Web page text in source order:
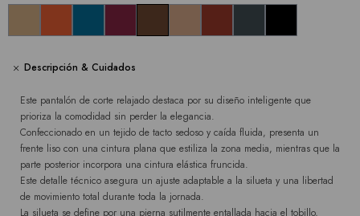
Descripción & Cuidados
Este pantalón de corte relajado destaca por su diseño inteligente que
prioriza la comodidad sin perder la elegancia.
Confeccionado en un tejido de tacto sedoso y caída fluida, presenta un
frente liso con una cintura plana que estiliza la zona media, mientras que la
parte posterior incorpora una cintura elástica fruncida.
Este detalle técnico asegura un ajuste adaptable a la silueta y una libertad
de movimiento total durante toda la jornada.
La silueta se define por una pierna sutilmente entallada hacia el tobillo,